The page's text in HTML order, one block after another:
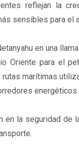
reflejan la
sensibles para el
en una
Oriente para el
marítimas
en la seguridad